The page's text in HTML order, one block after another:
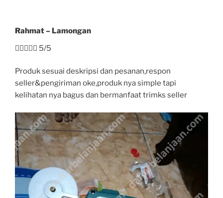
Rahmat – Lamongan
 5/5
Produk sesuai deskripsi dan pesanan,respon
seller&pengiriman oke,produk nya simple tapi
kelihatan nya bagus dan bermanfaat trimks seller